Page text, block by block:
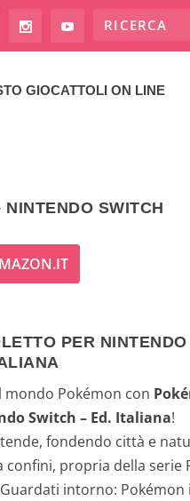
GIOCATTOLI ON LINE
SWITCH
PER NINTENDO
Pokémon con
Switch – Ed. Italiana!
fondendo città e
confini, propria della serie
intorno: Pokémon